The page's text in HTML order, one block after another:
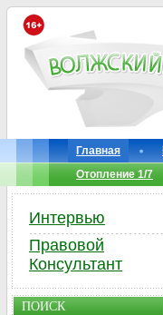
Главная
Отопление 1/7
Интервью
Правовой
Консультант
ПОИСК